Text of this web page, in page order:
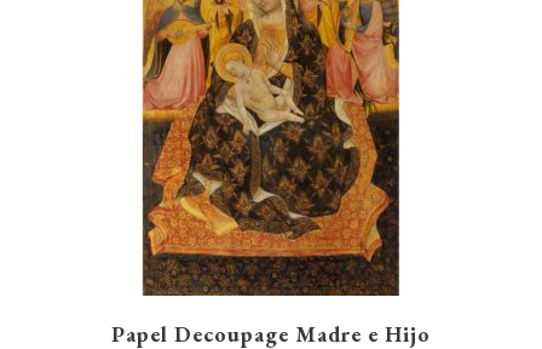
Papel Decoupage Madre e Hijo